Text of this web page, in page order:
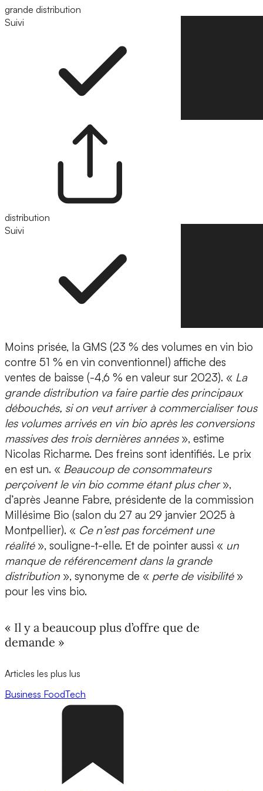
grande distribution
Suivi
distribution
Suivi
Moins prisée, la GMS (23 % des volumes en vin bio
contre 51 % en vin conventionnel) affiche des
ventes de baisse (-4,6 % en valeur sur 2023). « La
grande distribution va faire partie des principaux
débouchés, si on veut arriver à commercialiser tous
les volumes arrivés en vin bio après les conversions
massives des trois dernières années », estime
Nicolas Richarme. Des freins sont identifiés. Le prix
en est un. « Beaucoup de consommateurs
perçoivent le vin bio comme étant plus cher»,
d’après Jeanne Fabre, présidente de la commission
Millésime Bio (salon du 27 au 29 janvier 2025 à
Montpellier). « Ce n’est pas forcément une
réalité», souligne-t-elle. Et de pointer aussi « un
manque de référencement dans la grande
distribution », synonyme de « perte de visibilité»
pour les vins bio.
« Il y a beaucoup plus d’offre que de
demande »
Articles les plus lus
Business FoodTech